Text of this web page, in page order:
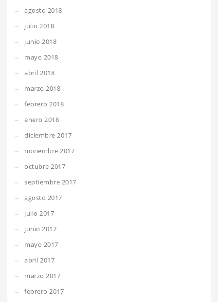
agosto 2018
julio 2018
junio 2018
mayo 2018
abril 2018
marzo 2018
febrero 2018
enero 2018
diciembre 2017
noviembre 2017
octubre 2017
septiembre 2017
agosto 2017
julio 2017
junio 2017
mayo 2017
abril 2017
marzo 2017
febrero 2017